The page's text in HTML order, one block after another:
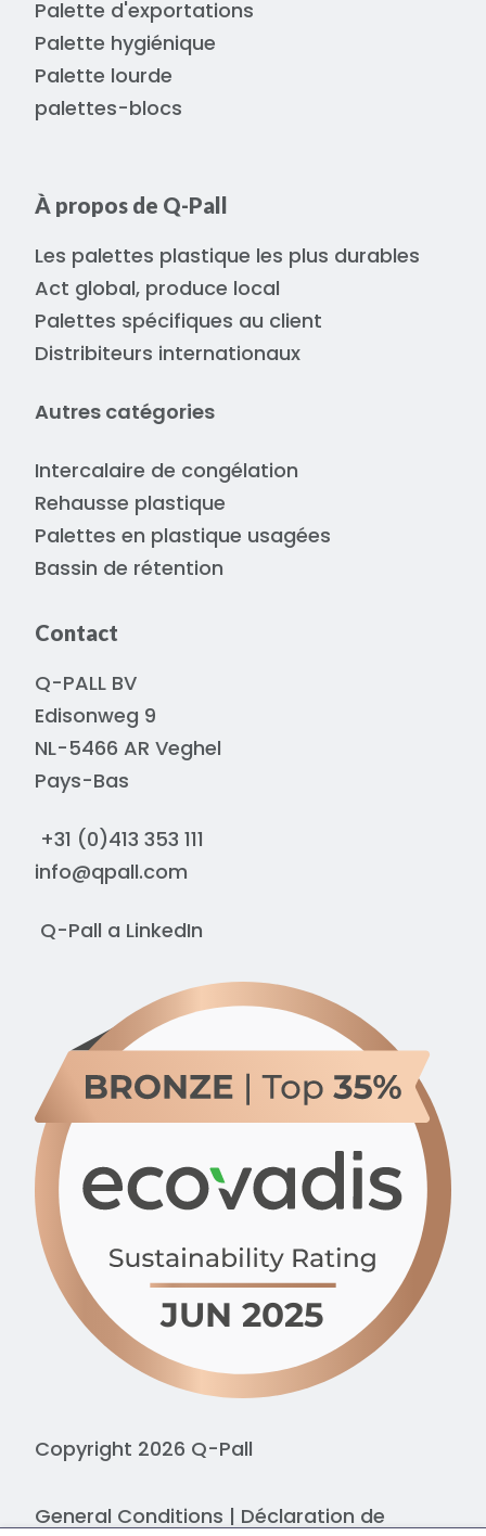
Palette d'exportations
Palette hygiénique
Palette lourde
palettes-blocs
À propos de Q-Pall
Les palettes plastique les plus durables
Act global, produce local
Palettes spécifiques au client
Distribiteurs internationaux
Autres catégories
Intercalaire de congélation
Rehausse plastique
Palettes en plastique usagées
Bassin de rétention
Contact
Q-PALL BV
Edisonweg 9
NL-5466 AR Veghel
Pays-Bas
+31 (0)413 353 111
info@qpall.com
Q-Pall a LinkedIn
Copyright 2026 Q-Pall
General Conditions | Déclaration de